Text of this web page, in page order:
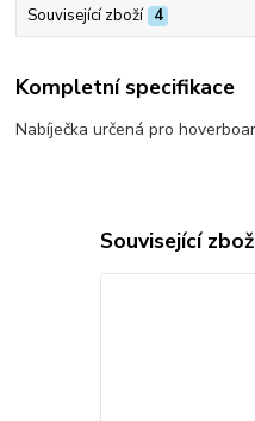
Související zboží 4
Kompletní specifikace
Nabíječka určená pro
Související